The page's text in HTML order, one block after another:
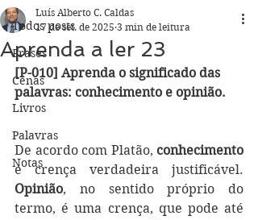
Todos posts
Frases
Cenas
Livros
Palavras
Notas
Aprenda a ler 23
Luís Alberto C. Caldas
17 de set. de 2025 3 min de leitura
[P-010] Aprenda o significado das
palavras: conhecimento e opinião.
De acordo com Platão, conhecimento
Opinião, no sentido próprio do
termo, é uma crença, que pode até